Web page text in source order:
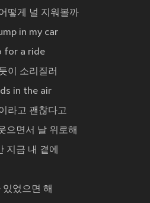
떻게 널 지워볼까
in my car
for a ride
이 소리질러
in the air
라고 괜찮다고
으면서 날 위로해
지금 내 곁에
있었으면 해